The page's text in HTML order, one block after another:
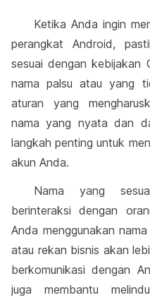
Ketika Anda ingin
perangkat Android,
sesuai dengan kebijakan
nama palsu atau yang
aturan yang
nama yang nyata dan
langkah penting untuk
akun Anda.
Nama yang
berinteraksi dengan
Anda menggunakan
atau rekan bisnis akan
berkomunikasi dengan
juga membantu